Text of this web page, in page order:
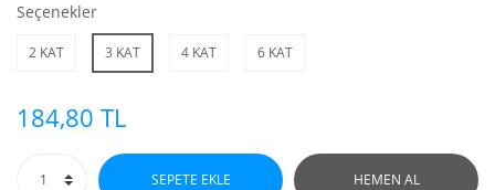
Seçenekler
2 KAT 3 KAT 4 KAT 6 KAT
184,80 TL
SEPETE EKLE HEMEN AL